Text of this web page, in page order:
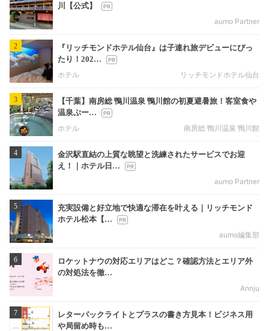
川【公式】
aumo Partner
2
『リッチモンドホテル仙台』は子連れ旅デビューにぴっ
たり！202…
ホテル
リッチモンドホテル仙台
3
【千葉】南房総 鴨川温泉 鴨川館の初夏避暑旅！客室食や
温泉ぷー…
ホテル
南房総 鴨川温泉 鴨川館
4
金沢駅直結の上質な眺望と洗練されたサービスでお迎
え！｜ホテル日…
aumo Partner
5
充実設備と好立地で快適な滞在を叶える｜リッチモンド
ホテル松本【…
aumo編集部
6
ロケットナウの対応エリアはどこ？確認方法とエリア外
の対処法を徹…
Annju
7
レターパックライトとプラスの書き方見本！ビジネス用
や局留め時も…